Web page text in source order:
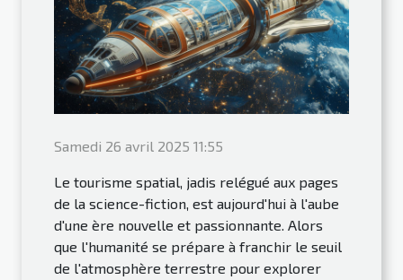
Samedi 26 avril 2025 11:55
Le tourisme spatial, jadis relégué aux pages
de la science-fiction, est aujourd'hui à l'aube
d'une ère nouvelle et passionnante. Alors
que l'humanité se prépare à franchir le seuil
de l'atmosphère terrestre pour explorer